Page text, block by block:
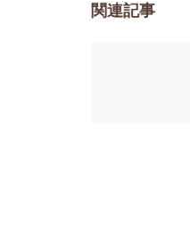
関連記事